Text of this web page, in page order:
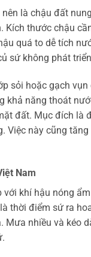
là chậu đất
Kích thước chậu
quá to dễ tích
sứ không phát
sỏi hoặc gạch
khả năng thoát
đất. Mục đích là
Việc này cũng
Nam
với khí hậu nóng
thời điểm sứ ra
Mưa nhiều và kéo